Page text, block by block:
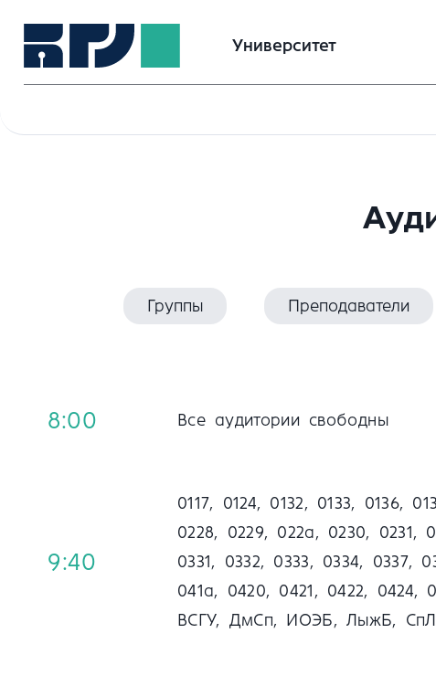
Университет
Группы Преподаватели
8:00 Все аудитории свободны
9:40
0117, 0124, 0132, 0133, 0136,
0228, 0229, 022а, 0230, 0231,
0331, 0332, 0333, 0334, 0337,
041a, 0420, 0421, 0422,
ВСГУ, ДмСп, ИОЭБ, ЛыжБ,